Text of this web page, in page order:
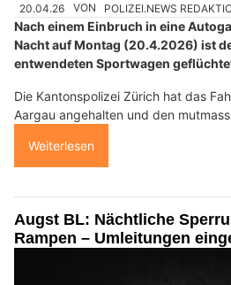
20.04.26 VON POLIZEI.NEWS
Nach einem Einbruch in eine
Nacht auf Montag (20.4.2026) ist
entwendeten Sportwagen
Die Kantonspolizei Zürich hat das
Aargau angehalten und den
Weiterlesen
Augst BL: Nächtliche
Rampen – Umleitungen